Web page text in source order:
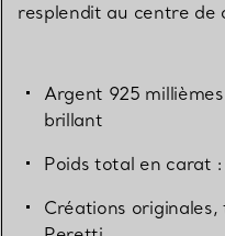
resplendit au centre de
Argent 925
brillant
Poids total en carat
Créations